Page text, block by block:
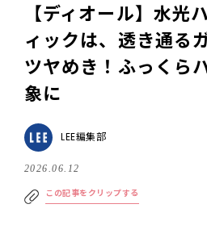
【ディオール】水光
ィックは、透き通る
ツヤめき！ふっくら
象に
LEE編集部
2026.06.12
この記事をクリップする